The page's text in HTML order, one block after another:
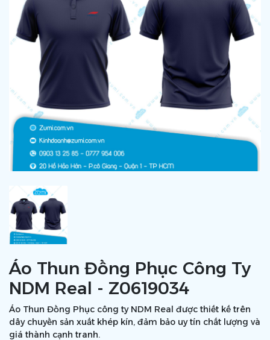
Áo Thun Đồng Phục Công Ty
NDM Real - Z0619034
Áo Thun Đồng Phục công ty NDM Real được thiết kế trên
dây chuyền sản xuất khép kín, đảm bảo uy tín chất lượng và
giá thành cạnh tranh.